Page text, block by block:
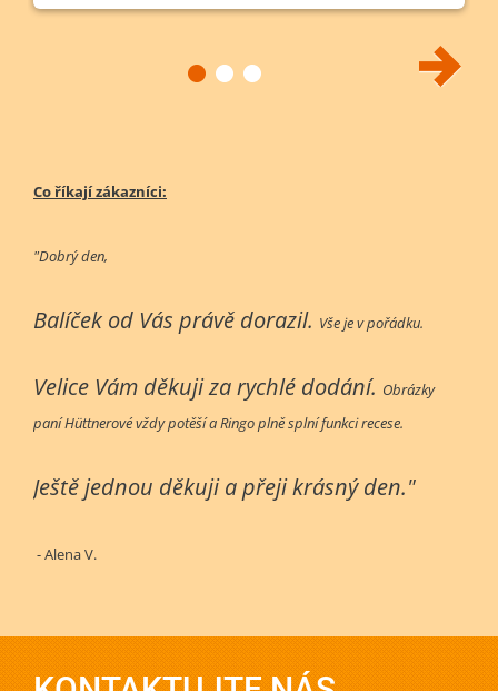
Co říkají zákazníci:
"Dobrý den,
Balíček od Vás právě dorazil. Vše je v pořádku.
Velice Vám děkuji za rychlé dodání. Obrázky
paní Hüttnerové vždy potěší a Ringo plně splní funkci recese.
Ještě jednou děkuji a přeji krásný den."
- Alena V.